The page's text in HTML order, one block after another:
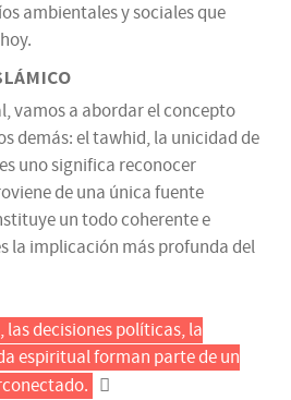
ambientales y sociales que
vamos a abordar el concepto
demás: el tawhid, la unicidad de
uno significa reconocer
de una única fuente
un todo coherente e
la implicación más profunda del
las decisiones políticas, la
espiritual forman parte de un